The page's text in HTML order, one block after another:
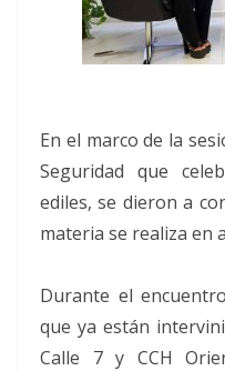
En el marco de la
Seguridad que
ediles, se dieron a
materia se realiza en
Durante el
que ya están
Calle 7 y CCH